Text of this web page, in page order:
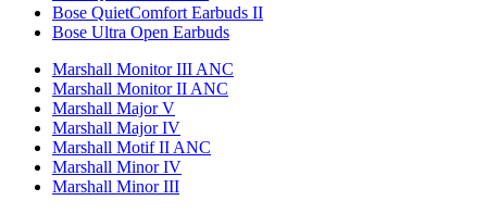
Bose QuietComfort Earbuds II
Bose Ultra Open Earbuds
Marshall Monitor III ANC
Marshall Monitor II ANC
Marshall Major V
Marshall Major IV
Marshall Motif II ANC
Marshall Minor IV
Marshall Minor III